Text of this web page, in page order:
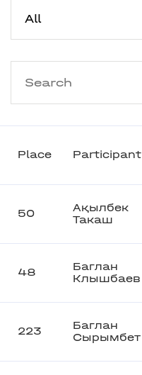
Place Participant
50
Ақылбек
Такаш
48
Баглан
Клышбаев
223
Баглан
Сырымбет